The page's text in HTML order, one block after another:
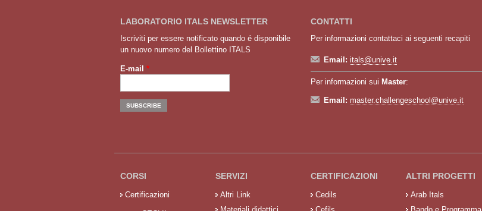
LABORATORIO ITALS NEWSLETTER
Iscriviti per essere notificato quando é disponibile
un nuovo numero del Bollettino ITALS
E-mail *
CONTATTI
Per informazioni contattaci ai seguenti recapiti
Email: itals@unive.it
Per informazioni sui Master:
Email: master.challengeschool@unive.it
CORSI
Certificazioni
SERVIZI
Altri Link
Materiali didattici
CERTIFICAZIONI
Cedils
Cefils
ALTRI PROGETTI
Arab Itals
Bando e Programma